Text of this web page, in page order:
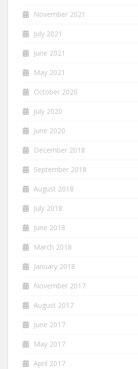
November 2021
July 2021
June 2021
May 2021
October 2020
July 2020
June 2020
December 2018
September 2018
August 2018
July 2018
June 2018
March 2018
January 2018
November 2017
August 2017
June 2017
May 2017
April 2017